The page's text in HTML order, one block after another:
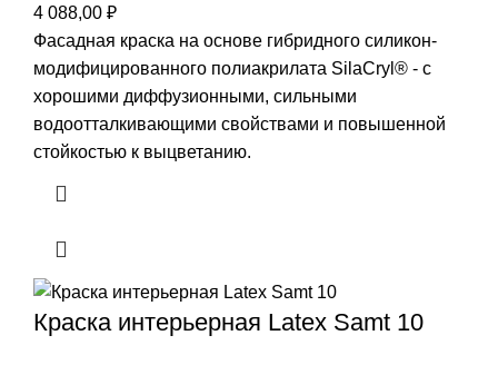
4 088,00 ₽
Фасадная краска на основе гибридного силикон-
модифицированного полиакрилата SilaCryl® - с
хорошими диффузионными, сильными
водоотталкивающими свойствами и повышенной
стойкостью к выцветанию.
Краска интерьерная Latex Samt 10